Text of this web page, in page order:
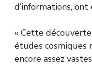
d’informations,
« Cette
études cosmiques
encore assez